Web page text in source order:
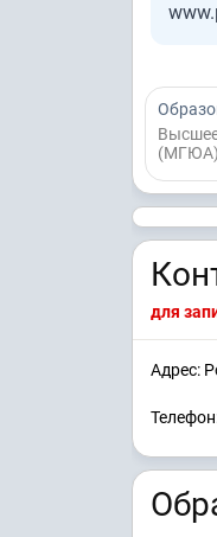
(МГЮА)
для
Адрес: